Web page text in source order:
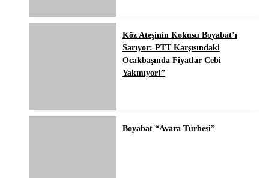
Köz Ateşinin Kokusu Boyabat’ı
Sarıyor: PTT Karşısındaki
Ocakbaşında Fiyatlar Cebi
Yakmıyor!”
Boyabat “Avara Türbesi”